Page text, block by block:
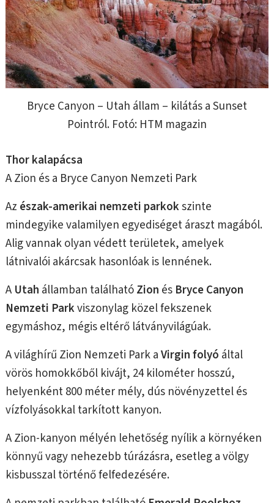
Bryce Canyon – Utah állam – kilátás a Sunset
Pointról. Fotó: HTM magazin
Thor kalapácsa
A Zion és a Bryce Canyon Nemzeti Park
Az észak-amerikai nemzeti parkokszinte
mindegyike valamilyen egyediséget áraszt magából.
Alig vannak olyan védett területek, amelyek
látnivalói akárcsak hasonlóak is lennének.
A Utah államban találhatóZion és Bryce Canyon
Nemzeti Parkviszonylag közel fekszenek
egymáshoz, mégis eltérő látványvilágúak.
A világhírű Zion Nemzeti Park aVirgin folyó által
vörös homokkőből kivájt, 24 kilométer hosszú,
helyenként 800 méter mély, dús növényzettel és
vízfolyásokkal tarkított kanyon.
A Zion-kanyon mélyén lehetőség nyílik a környéken
könnyű vagy nehezebb túrázásra, esetleg a völgy
kisbusszal történő felfedezésére.